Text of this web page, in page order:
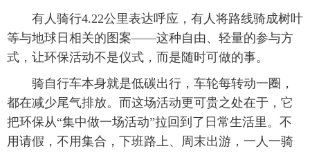
旅游 理财 政务 教育
看天下 晋月读 最太原 网罗民生
太原日报 太原晚报 热评 社区
有人骑行4.22公里表达呼应，有人将路线骑成树叶
等与地球日相关的图案——这种自由、轻量的参与方
式，让环保活动不是仪式，而是随时可做的事。
骑自行车本身就是低碳出行，车轮每转动一圈，
都在减少尾气排放。而这场活动更可贵之处在于，它
把环保从“集中做一场活动”拉回到了日常生活里。不
用请假，不用集合，下班路上、周末出游，一人一骑